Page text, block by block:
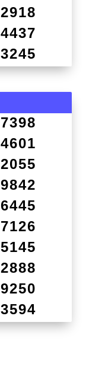
2918
4437
3245
7398
4601
2055
9842
6445
7126
5145
2888
9250
3594